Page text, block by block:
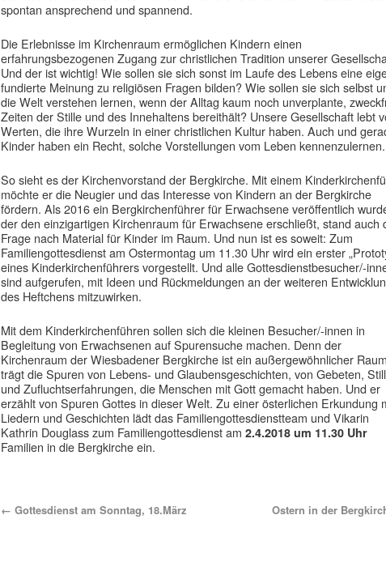
spontan ansprechend und spannend.
Die Erlebnisse im Kirchenraum ermöglichen Kindern einen
erfahrungsbezogenen Zugang zur christlichen Tradition unserer
Und der ist wichtig! Wie sollen sie sich sonst im Laufe des Lebens eine
fundierte Meinung zu religiösen Fragen bilden? Wie sollen sie sich selbst
die Welt verstehen lernen, wenn der Alltag kaum noch unverplante,
Zeiten der Stille und des Innehaltens bereithält? Unsere Gesellschaft lebt
Werten, die ihre Wurzeln in einer christlichen Kultur haben. Auch und
Kinder haben ein Recht, solche Vorstellungen vom Leben kennenzulernen.
So sieht es der Kirchenvorstand der Bergkirche. Mit einem
möchte er die Neugier und das Interesse von Kindern an der Bergkirche
fördern. Als 2016 ein Bergkirchenführer für Erwachsene veröffentlich
der den einzigartigen Kirchenraum für Erwachsene erschließt, stand auch
Frage nach Material für Kinder im Raum. Und nun ist es soweit: Zum
Familiengottesdienst am Ostermontag um 11.30 Uhr wird ein erster
eines Kinderkirchenführers vorgestellt. Und alle Gottesdienstbesucher/-
sind aufgerufen, mit Ideen und Rückmeldungen an der weiteren
des Heftchens mitzuwirken.
Mit dem Kinderkirchenführen sollen sich die kleinen Besucher/-innen in
Begleitung von Erwachsenen auf Spurensuche machen. Denn der
Kirchenraum der Wiesbadener Bergkirche ist ein außergewöhnlicher
trägt die Spuren von Lebens- und Glaubensgeschichten, von Gebeten,
und Zufluchtserfahrungen, die Menschen mit Gott gemacht haben. Und er
erzählt von Spuren Gottes in dieser Welt. Zu einer österlichen Erkundung
Liedern und Geschichten lädt das Familiengottesdienstteam und Vikarin
Kathrin Douglass zum Familiengottesdienst am 2.4.2018 um 11.30 Uhr
Familien in die Bergkirche ein.
← Gottesdienst am Sonntag, 18.März Ostern in der